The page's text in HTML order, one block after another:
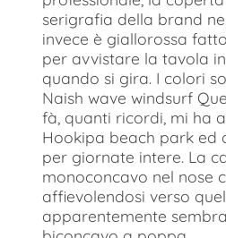
serigrafia della brand
invece è giallorossa
per avvistare la tavola
quando si gira. I colori
Naish wave windsurf
fà, quanti ricordi, mi ha
Hookipa beach park ed
per giornate intere. La
monoconcavo nel nose
affievolendosi verso
apparentemente